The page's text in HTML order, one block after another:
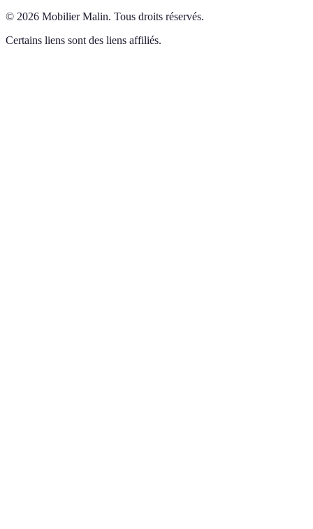
© 2026 Mobilier Malin. Tous droits réservés.
Certains liens sont des liens affiliés.